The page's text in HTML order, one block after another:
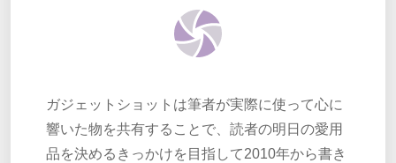
ガジェットショットは筆者が実際に使って心に
響いた物を共有することで、読者の明日の愛用
品を決めるきっかけを目指して2010年から書き